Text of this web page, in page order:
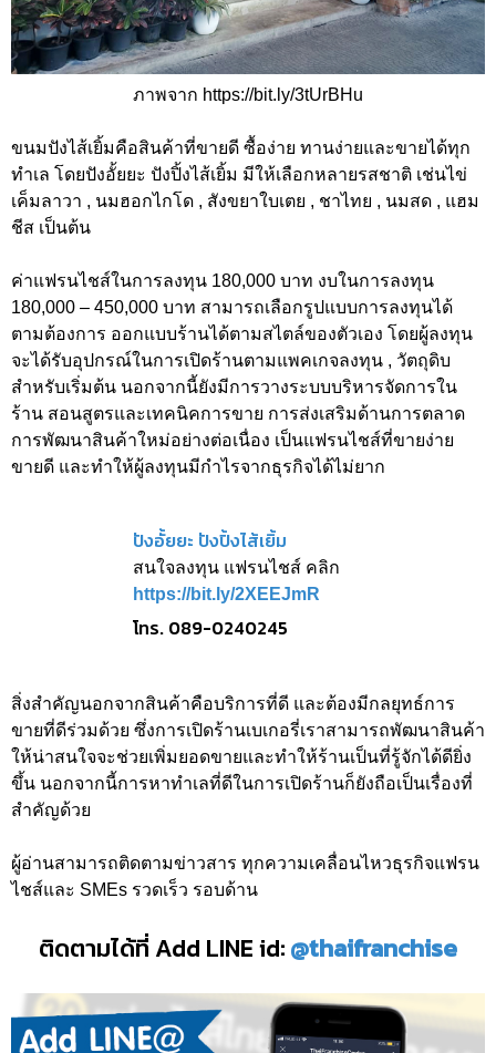
ภาพจาก https://bit.ly/3tUrBHu
ขนมปังไส้เยิ้มคือสินค้าที่ขายดี ซื้อง่าย ทานง่ายและขายได้ทุก
ทำเล โดยปังอั้ยยะ ปังปิ้งไส้เยิ้ม มีให้เลือกหลายรสชาติ เช่นไข่
เค็มลาวา , นมฮอกไกโด , สังขยาใบเตย , ชาไทย , นมสด , แฮม
ชีส เป็นต้น
ค่าแฟรนไชส์ในการลงทุน 180,000 บาท งบในการลงทุน
180,000 – 450,000 บาท สามารถเลือกรูปแบบการลงทุนได้
ตามต้องการ ออกแบบร้านได้ตามสไตล์ของตัวเอง โดยผู้ลงทุน
จะได้รับอุปกรณ์ในการเปิดร้านตามแพคเกจลงทุน , วัตถุดิบ
สำหรับเริ่มต้น นอกจากนี้ยังมีการวางระบบบริหารจัดการใน
ร้าน สอนสูตรและเทคนิคการขาย การส่งเสริมด้านการตลาด
การพัฒนาสินค้าใหม่อย่างต่อเนื่อง เป็นแฟรนไชส์ที่ขายง่าย
ขายดี และทำให้ผู้ลงทุนมีกำไรจากธุรกิจได้ไม่ยาก
ปังอั้ยยะ ปังปิ้งไส้เยิ้ม
สนใจลงทุน แฟรนไชส์ คลิก
https://bit.ly/2XEEJmR
โทร. 089-0240245
สิ่งสำคัญนอกจากสินค้าคือบริการที่ดี และต้องมีกลยุทธ์การ
ขายที่ดีร่วมด้วย ซึ่งการเปิดร้านเบเกอรี่เราสามารถพัฒนาสินค้า
ให้น่าสนใจจะช่วยเพิ่มยอดขายและทำให้ร้านเป็นที่รู้จักได้ดียิ่ง
ขึ้น นอกจากนี้การหาทำเลที่ดีในการเปิดร้านก็ยังถือเป็นเรื่องที่
สำคัญด้วย
ผู้อ่านสามารถติดตามข่าวสาร ทุกความเคลื่อนไหวธุรกิจแฟรน
ไชส์และ SMEs รวดเร็ว รอบด้าน
ติดตามได้ที่ Add LINE id:@thaifranchise